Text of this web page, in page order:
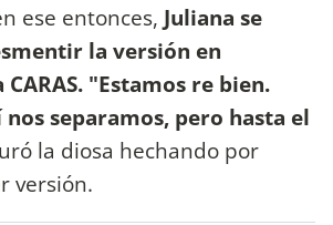
ese entonces, Juliana se
la versión en
"Estamos re bien.
separamos, pero hasta el
la diosa hechando por
versión.